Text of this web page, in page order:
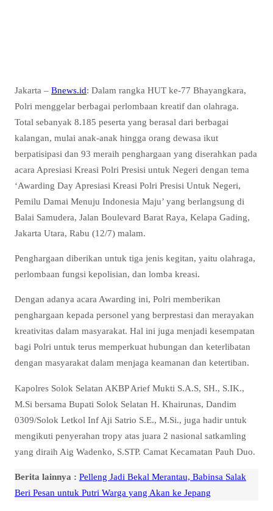
Jakarta – Bnews.id: Dalam rangka HUT ke-77 Bhayangkara,
Polri menggelar berbagai perlombaan kreatif dan olahraga.
Total sebanyak 8.185 peserta yang berasal dari berbagai
kalangan, mulai anak-anak hingga orang dewasa ikut
berpatisipasi dan 93 meraih penghargaan yang diserahkan pada
acara Apresiasi Kreasi Polri Presisi untuk Negeri dengan tema
‘Awarding Day Apresiasi Kreasi Polri Presisi Untuk Negeri,
Pemilu Damai Menuju Indonesia Maju’ yang berlangsung di
Balai Samudera, Jalan Boulevard Barat Raya, Kelapa Gading,
Jakarta Utara, Rabu (12/7) malam.
Penghargaan diberikan untuk tiga jenis kegitan, yaitu olahraga,
perlombaan fungsi kepolisian, dan lomba kreasi.
Dengan adanya acara Awarding ini, Polri memberikan
penghargaan kepada personel yang berprestasi dan merayakan
kreativitas dalam masyarakat. Hal ini juga menjadi kesempatan
bagi Polri untuk terus memperkuat hubungan dan keterlibatan
dengan masyarakat dalam menjaga keamanan dan ketertiban.
Kapolres Solok Selatan AKBP Arief Mukti S.A.S, SH., S.IK.,
M.Si bersama Bupati Solok Selatan H. Khairunas, Dandim
0309/Solok Letkol Inf Aji Satrio S.E., M.Si., juga hadir untuk
mengikuti penyerahan tropy atas juara 2 nasional satkamling
yang diraih Aig Wadenko, S.STP. Camat Kecamatan Pauh Duo.
Berita lainnya : Pelleng Jadi Bekal Merantau, Babinsa Salak
Beri Pesan untuk Putri Warga yang Akan ke Jepang